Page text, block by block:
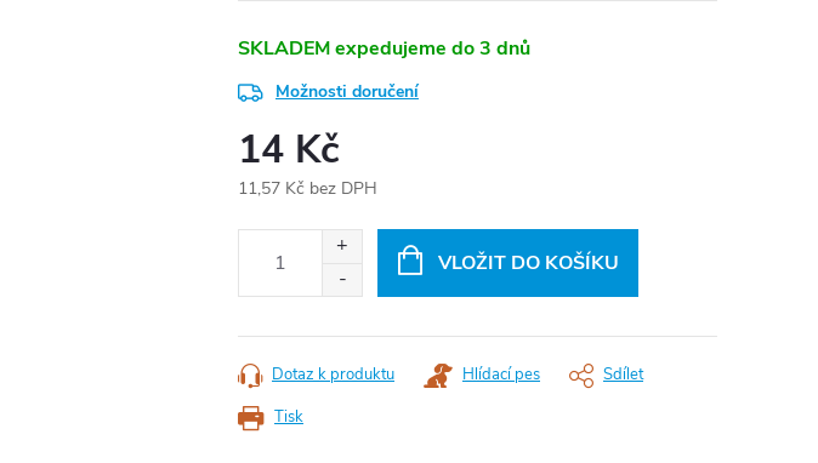
SKLADEM expedujeme do 3 dnů
Možnosti doručení
14 Kč
11,57 Kč bez DPH
VLOŽIT DO KOŠÍKU
Tisk
Dotaz k produktu Hlídací pes Sdílet